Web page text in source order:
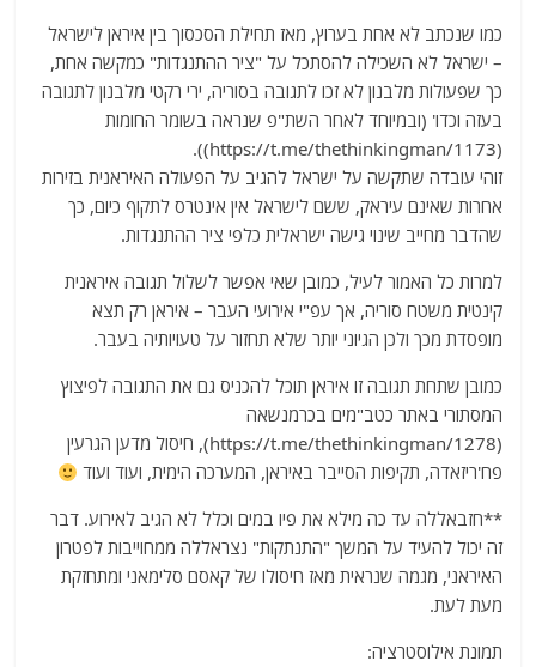
כמו שנכתב לא אחת בערוץ, מאז תחילת הסכסוך בין איראן לישראל
– ישראל לא השכילה להסתכל על "ציר ההתנגדות" כמקשה אחת,
כך שפעולות מלבנון לא זכו לתגובה בסוריה, ירי רקטי מלבנון לתגובה
בעזה וכדו' (ובמיוחד לאחר השת"פ שנראה בשומר החומות
(https://t.me/thethinkingman/1173)).
זוהי עובדה שתקשה על ישראל להגיב על הפעולה האיראנית בזירות
אחרות שאינם עיראק, ששם לישראל אין אינטרס לתקוף כיום, כך
שהדבר מחייב שינוי גישה ישראלית כלפי ציר ההתנגדות.
למרות כל האמור לעיל, כמובן שאי אפשר לשלול תגובה איראנית
קינטית משטח סוריה, אך עפ"י אירועי העבר – איראן רק תצא
מופסדת מכך ולכן הגיוני יותר שלא תחזור על טעויותיה בעבר.
כמובן שתחת תגובה זו איראן תוכל להכניס גם את התגובה לפיצוץ
המסתורי באתר כטב"מים בכרמנשאה
(https://t.me/thethinkingman/1278), חיסול מדען הגרעין
פח'ריזאדה, תקיפות הסייבר באיראן, המערכה הימית, ועוד ועוד
**חזבאללה עד כה מילא את פיו במים וכלל לא הגיב לאירוע. דבר
זה יכול להעיד על המשך "התנתקות" נצראללה ממחוייבות לפטרון
האיראני, מגמה שנראית מאז חיסולו של קאסם סלימאני ומתחזקת
מעת לעת.
תמונת אילוסטרציה: